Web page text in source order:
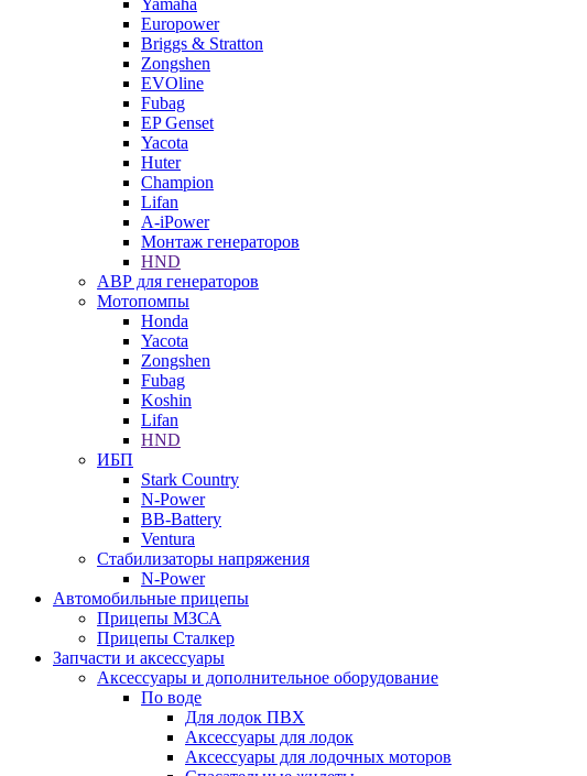
Yamaha
Europower
Briggs & Stratton
Zongshen
EVOline
Fubag
EP Genset
Yacota
Huter
Champion
Lifan
A-iPower
Монтаж генераторов
HND
АВР для генераторов
Мотопомпы
Honda
Yacota
Zongshen
Fubag
Koshin
Lifan
HND
ИБП
Stark Country
N-Power
BB-Battery
Ventura
Стабилизаторы напряжения
N-Power
Автомобильные прицепы
Прицепы МЗСА
Прицепы Сталкер
Запчасти и аксессуары
Аксессуары и дополнительное оборудование
По воде
Для лодок ПВХ
Аксессуары для лодок
Аксессуары для лодочных моторов